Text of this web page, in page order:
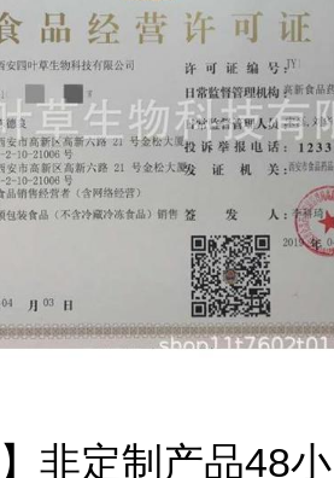
非定制产品48小